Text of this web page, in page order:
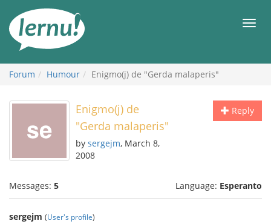
the
content
Forum Humour Enigmo(j) de "Gerda malaperis"
Reply
Enigmo(j) de
"Gerda malaperis"
by sergejm, March 8,
2008
Messages: 5 Language: Esperanto
sergejm (User's profile)